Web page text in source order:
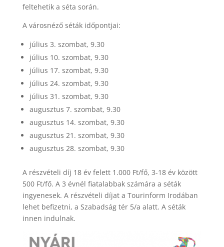
feltehetik a séta során.
A városnéző séták időpontjai:
július 3. szombat, 9.30
július 10. szombat, 9.30
július 17. szombat, 9.30
július 24. szombat, 9.30
július 31. szombat, 9.30
augusztus 7. szombat, 9.30
augusztus 14. szombat, 9.30
augusztus 21. szombat, 9.30
augusztus 28. szombat, 9.30
A részvételi díj 18 év felett 1.000 Ft/fő, 3-18 év között
500 Ft/fő. A 3 évnél fiatalabbak számára a séták
ingyenesek. A részvételi díjat a Tourinform Irodában
lehet befizetni, a Szabadság tér 5/a alatt. A séták
innen indulnak.